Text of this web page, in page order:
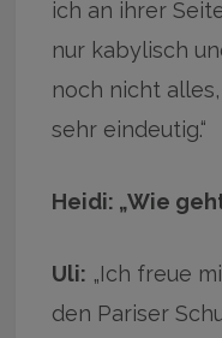
ich an ihrer
nur kabylisch
noch nicht
sehr eindeutig.“
Heidi: „Wie
Uli: „Ich freue
den Pariser